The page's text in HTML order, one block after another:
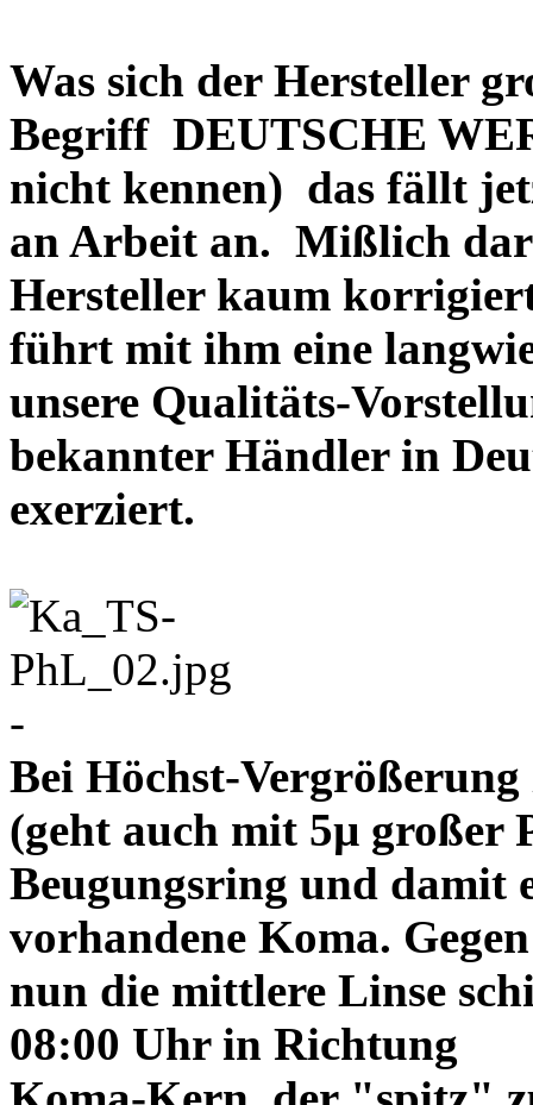
Was sich der Hersteller
Begriff DEUTSCHE
nicht kennen) das fällt
an Arbeit an. Mißlich
Hersteller kaum
führt mit ihm eine
unsere Qualitäts-
bekannter Händler in
exerziert.
-
Bei Höchst-
(geht auch mit 5µ großer
Beugungsring und damit
vorhandene Koma.
nun die mittlere Linse
08:00 Uhr in Richtung